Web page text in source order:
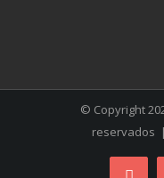
© Copyright
reservados